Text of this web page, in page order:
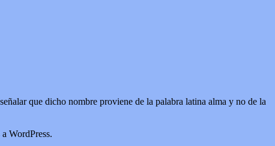
que dicho nombre proviene de la palabra latina alma y no de la
WordPress.